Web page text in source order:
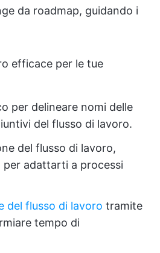
da roadmap, guidando i
efficace per le tue
per delineare nomi delle
del flusso di lavoro.
del flusso di lavoro,
adattarti a processi
del flusso di lavoro tramite
tempo di